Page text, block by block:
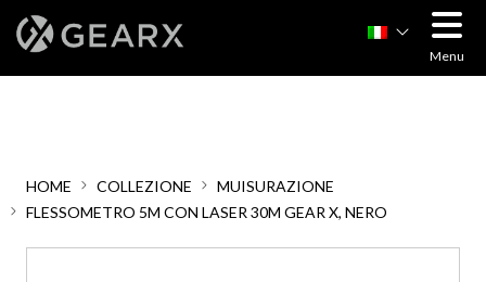
Menu
HOME COLLEZIONE
MUISURAZIONE
FLESSOMETRO 5M CON LASER 30M GEAR X, NERO